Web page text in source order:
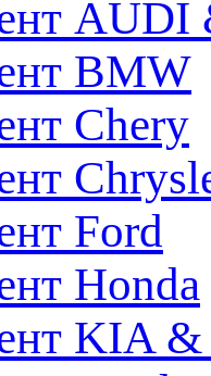
AUDI
BMW
Chery
Ford
Honda
KIA